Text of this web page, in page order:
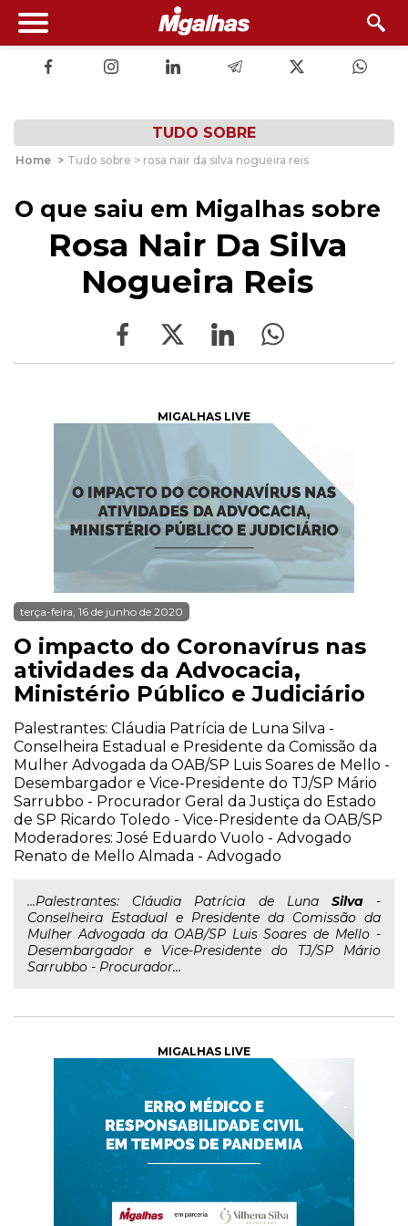
TUDO SOBRE
Home > Tudo sobre > rosa nair da silva nogueira reis
O que saiu em Migalhas sobre
Rosa Nair Da Silva
Nogueira Reis
MIGALHAS LIVE
terça-feira, 16 de junho de 2020
O impacto do Coronavírus nas
atividades da Advocacia,
Ministério Público e Judiciário
Palestrantes: Cláudia Patrícia de Luna Silva -
Conselheira Estadual e Presidente da Comissão da
Mulher Advogada da OAB/SP Luis Soares de Mello -
Desembargador e Vice-Presidente do TJ/SP Mário
Sarrubbo - Procurador Geral da Justiça do Estado
de SP Ricardo Toledo - Vice-Presidente da OAB/SP
Moderadores: José Eduardo Vuolo - Advogado
Renato de Mello Almada - Advogado
...Palestrantes: Cláudia Patrícia de Luna Silva-
Conselheira Estadual e Presidente da Comissão da
Mulher Advogada da OAB/SP Luis Soares de Mello -
Desembargador e Vice-Presidente do TJ/SP Mário
Sarrubbo - Procurador...
MIGALHAS LIVE